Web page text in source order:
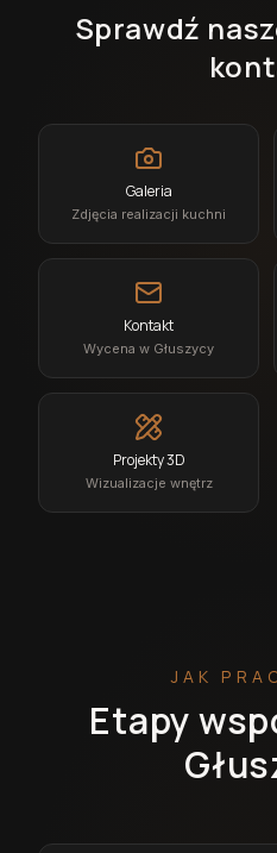
Sprawdź
Galeria
Zdjęcia realizacji kuchni
Kontakt
Wycena w Głuszycy
Projekty 3D
Wizualizacje wnętrz
JAK
Etapy